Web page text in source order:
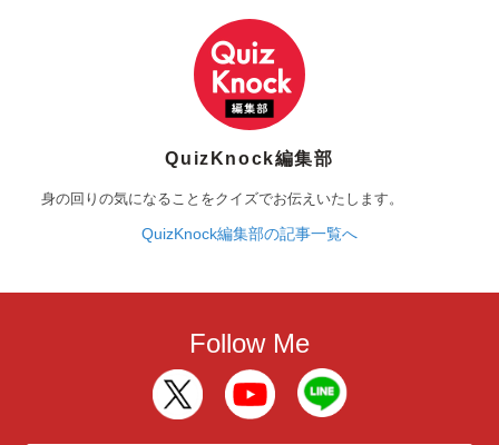
QuizKnock編集部
身の回りの気になることをクイズでお伝えいたします。
QuizKnock編集部の記事一覧へ
Follow Me